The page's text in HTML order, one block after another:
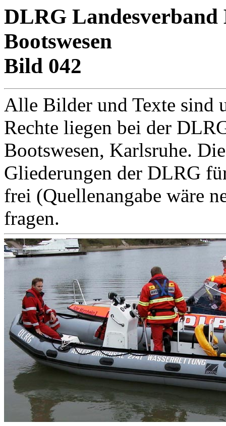
DLRG Landesverband
Bootswesen
Bild 042
Alle Bilder und Texte sind
Rechte liegen bei der
Bootswesen, Karlsruhe.
Gliederungen der DLRG
frei (Quellenangabe wäre
fragen.